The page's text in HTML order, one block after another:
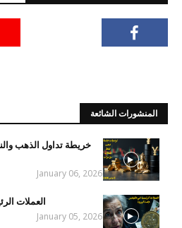
المنشورات الشائعة
خريطة تداول الذهب
January 06, 2026
العملات
January 05, 2026